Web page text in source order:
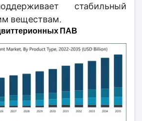
стабильный
веществам.
ПАВ